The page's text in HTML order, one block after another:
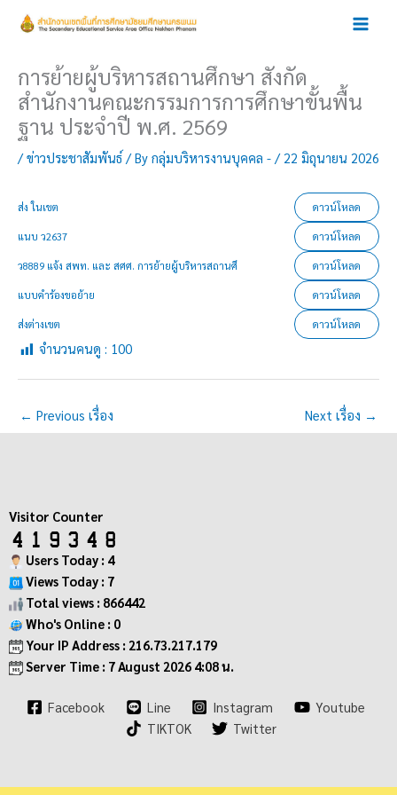
การย้ายผู้บริหารสถานศึกษา สังกัด
สำนักงานคณะกรรมการการศึกษาขั้นพื้น
ฐาน ประจำปี พ.ศ. 2569
/ข่าวประชาสัมพันธ์ / By กลุ่มบริหารงานบุคคล - / 22 มิถุนายน 2026
ส่ง ในเขต ดาวน์โหลด
แนบ ว2637 ดาวน์โหลด
ว8889 แจ้ง สพท. และ สศศ. การย้ายผู้บริหารสถานศึ ดาวน์โหลด
แบบคำร้องขอย้าย ดาวน์โหลด
ส่งต่างเขต ดาวน์โหลด
จำนวนคนดู : 100
← Previous เรื่อง Next เรื่อง →
Visitor Counter
Users Today : 4
Views Today : 7
Total views : 866442
Who's Online : 0
Your IP Address : 216.73.217.179
Server Time : 7 August 2026 4:08 น.
Facebook Line Instagram
Youtube
TIKTOK
Twitter